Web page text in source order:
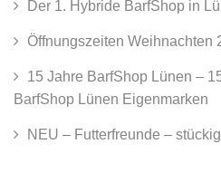
Der 1. Hybride BarfShop in
Öffnungszeiten Weihnachten
15 Jahre BarfShop Lünen –
BarfShop Lünen Eigenmarken
NEU – Futterfreunde –